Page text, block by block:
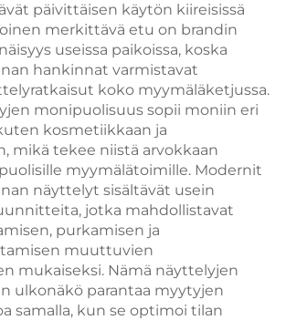
päivittäisen käytön kiireisissä
merkittävä etu on brandin
useissa paikoissa, koska
hankinnat varmistavat
koko myymäläketjussa.
monipuolisuus sopii moniin eri
kosmetiikkaan ja
mikä tekee niistä arvokkaan
myymälätoimille. Modernit
näyttelyt sisältävät usein
jotka mahdollistavat
purkamisen ja
muuttuvien
mukaiseksi. Nämä näyttelyjen
ulkonäkö parantaa myytyjen
samalla, kun se optimoi tilan